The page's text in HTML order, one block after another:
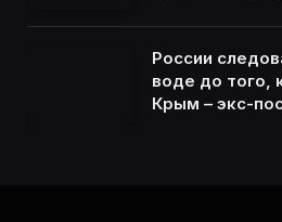
России
воде до того,
Крым – экс-